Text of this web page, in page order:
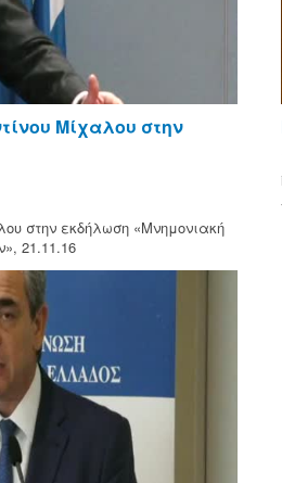
Μίχαλου στην
στην εκδήλωση «Μνημονιακή
21.11.16